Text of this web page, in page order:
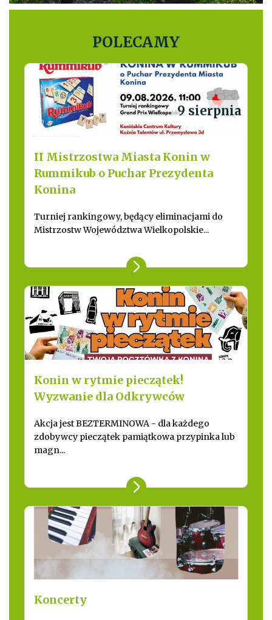
POLECAMY
9 sierpnia
II Mistrzostwa Miasta Konin w
Rummikub o Puchar Prezydenta
Konina
Turniej rankingowy, będący eliminacjami do
Mistrzostw Województwa Wielkopolskie...
Konin w rytmie pieczątek!
Wyzwanie dla Odkrywców
Akcja jest BEZTERMINOWA - dla każdego
zdobywcy pieczątek pamiątkowa przypinka lub
magn...
Koncerty